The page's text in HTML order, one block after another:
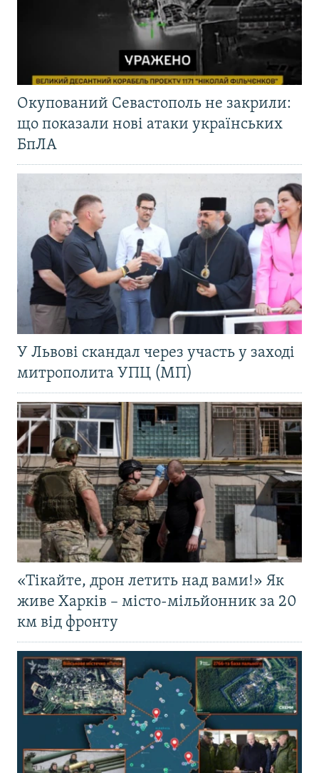
Окупований Севастополь не закрили:
що показали нові атаки українських
БпЛА
У Львові скандал через участь у заході
митрополита УПЦ (МП)
«Тікайте, дрон летить над вами!» Як
живе Харків – місто-мільйонник за 20
км від фронту